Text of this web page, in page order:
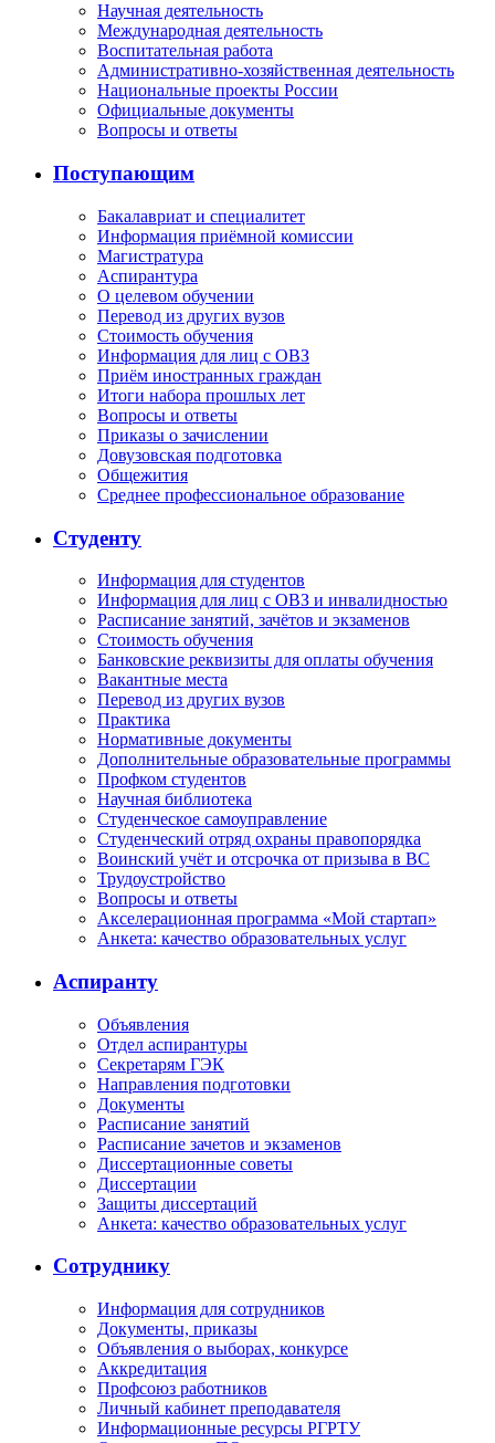
Научная деятельность
Международная деятельность
Воспитательная работа
Административно-хозяйственная деятельность
Национальные проекты России
Официальные документы
Вопросы и ответы
Поступающим
Бакалавриат и специалитет
Информация приёмной комиссии
Магистратура
Аспирантура
О целевом обучении
Перевод из других вузов
Стоимость обучения
Информация для лиц с ОВЗ
Приём иностранных граждан
Итоги набора прошлых лет
Вопросы и ответы
Приказы о зачислении
Довузовская подготовка
Общежития
Среднее профессиональное образование
Студенту
Информация для студентов
Информация для лиц с ОВЗ и инвалидностью
Расписание занятий, зачётов и экзаменов
Стоимость обучения
Банковские реквизиты для оплаты обучения
Вакантные места
Перевод из других вузов
Практика
Нормативные документы
Дополнительные образовательные программы
Профком студентов
Научная библиотека
Студенческое самоуправление
Студенческий отряд охраны правопорядка
Воинский учёт и отсрочка от призыва в ВС
Трудоустройство
Вопросы и ответы
Акселерационная программа «Мой стартап»
Анкета: качество образовательных услуг
Аспиранту
Объявления
Отдел аспирантуры
Секретарям ГЭК
Направления подготовки
Документы
Расписание занятий
Расписание зачетов и экзаменов
Диссертационные советы
Диссертации
Защиты диссертаций
Анкета: качество образовательных услуг
Сотруднику
Информация для сотрудников
Документы, приказы
Объявления о выборах, конкурсе
Аккредитация
Профсоюз работников
Личный кабинет преподавателя
Информационные ресурсы РГРТУ